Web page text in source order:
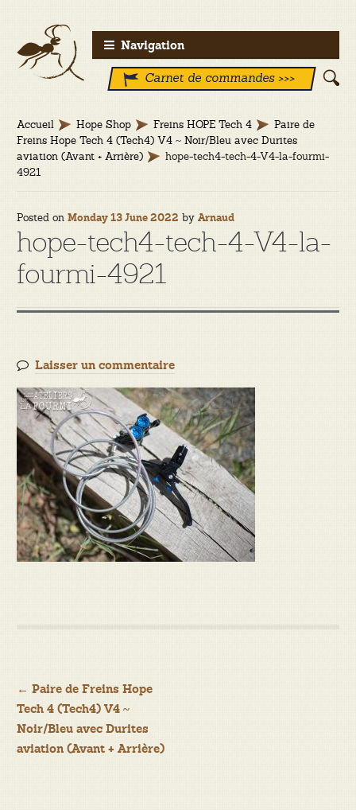
Aller
à
Aller
au
contenu
Navigation
Carnet de commandes >>>
Accueil Hope Shop Freins HOPE Tech 4
Paire de
Freins Hope Tech 4 (Tech4) V4 ~ Noir/Bleu avec Durites
aviation (Avant + Arrière)
hope-tech4-tech-4-V4-la-fourmi-
4921
Posted on Monday 13 June 2022 by Arnaud
hope-tech4-tech-4-V4-la-
fourmi-4921
Laisser un commentaire
Navigation
de
l’article
← Paire de Freins Hope
Tech 4 (Tech4) V4 ~
Noir/Bleu avec Durites
aviation (Avant + Arrière)